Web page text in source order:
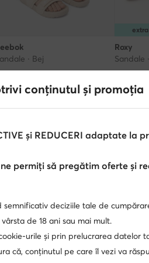
· Bej
Roxy
Sandale
Sandale Alb Skechers
conținutul și promoția
și REDUCERI adaptate la
permiți să pregătim oferte și
deciziile tale de
de 18 ani sau mai mult.
urile și prin prelucrarea datelor
că, conținutul pe care îl vezi va